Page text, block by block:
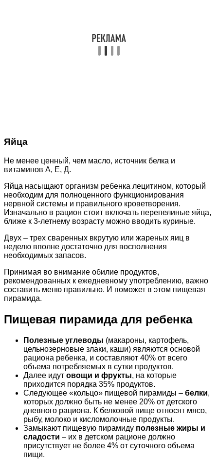
Яйца
Не менее ценный, чем масло, источник белка и
витаминов А, Е, Д.
Яйца насыщают организм ребенка лецитином, который
необходим для полноценного функционирования
нервной системы и правильного кроветворения.
Изначально в рацион стоит включать перепелиные яйца,
ближе к 3-летнему возрасту можно вводить куриные.
Двух – трех сваренных вкрутую или жареных яиц в
неделю вполне достаточно для восполнения
необходимых запасов.
Принимая во внимание обилие продуктов,
рекомендованных к ежедневному употреблению, важно
составить меню правильно. И поможет в этом пищевая
пирамида.
Пищевая пирамида для ребенка
Полезные углеводы (макароны, картофель,
цельнозерновые злаки, каши) являются основой
рациона ребенка, и составляют 40% от всего
объема потребляемых в сутки продуктов.
Далее идут овощи и фрукты, на которые
приходится порядка 35% продуктов.
Следующее «кольцо» пищевой пирамиды – белки,
которых должно быть не менее 20% от детского
дневного рациона. К белковой пище относят мясо,
рыбу, молоко и кисломолочные продукты.
Замыкают пищевую пирамиду полезные жиры и
сладости – их в детском рационе должно
присутствует не более 4% от суточного объема
пищи.